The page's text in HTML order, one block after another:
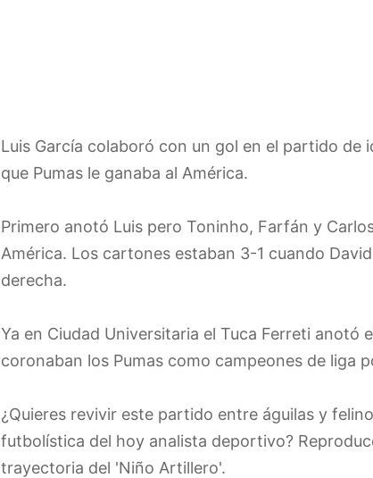
Luis García colaboró con un gol en el partido de
que Pumas le ganaba al América.
Primero anotó Luis pero Toninho, Farfán y
América. Los cartones estaban 3-1 cuando
derecha.
Ya en Ciudad Universitaria el Tuca Ferreti
coronaban los Pumas como campeones de liga
¿Quieres revivir este partido entre águilas y
futbolística del hoy analista deportivo?
trayectoria del 'Niño Artillero'.